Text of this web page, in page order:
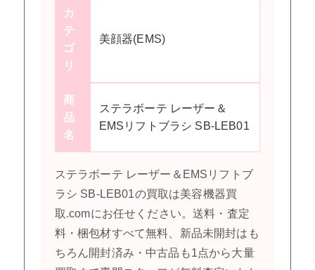
カ
テ
ゴ
リ
美顔器(EMS)
商
品
名
ステラボーテ レーザー＆
EMSリフトブラシ SB-LEB01
ステラボーテ レーザー＆EMSリフトブ
ラシ SB-LEB01の買取は美容機器買
取.comにお任せください。送料・査定
料・梱包材すべて無料、新品未開封はも
ちろん開封済み・中古品も1点から大量